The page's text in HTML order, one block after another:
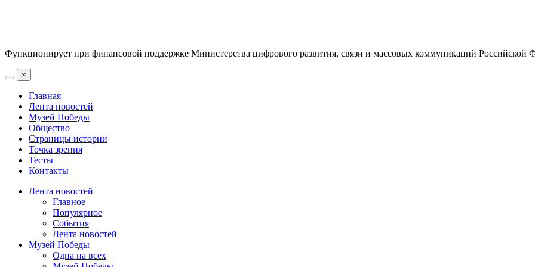
Функционирует при финансовой поддержке Министерства цифрового развития, связи и массовых коммуникаций Российской
×
Главная
Лента новостей
Музей Победы
Общество
Страницы истории
Точка зрения
Тесты
Контакты
Лента новостей
Главное
Популярное
События
Лента новостей
Музей Победы
Одна на всех